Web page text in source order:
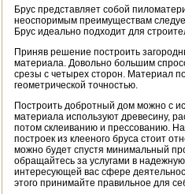
Брус представляет собой
неоспоримым преимуществам
Брус идеально подходит для
Приняв решение построить
материала. Довольно большим
срезы с четырех сторон. Материал
геометрической точностью.
Построить добротный дом можно с
материала используют древесину,
потом склеиванию и прессованию.
построек из клееного бруса стоит
можно будет спустя минимальный
обращайтесь за услугами в
интересующей вас сфере
этого принимайте правильное для